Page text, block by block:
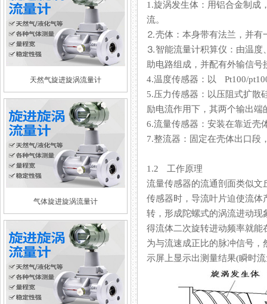
天然气旋进旋涡流量计
气体旋进旋涡流量计
1.旋涡发生体：用铝合金制
流。
⒉壳体：本身带有法兰，并
⒊智能流量计积算仪：由温度
助电路组成，并配有外输信号接
4.温度传感器：以 Pt100/
5.压力传感器：以压阻式扩
励电流作用下，其两个输出
6.流量传感器：安装在靠近壳体
7.整流器：固定在壳体出口段
1.2 工作原理
流量传感器的流通剖面类似文
传感器时，导流叶片迫使
转，形成陀螺式的涡流进动现
得流体二次旋转进动频率就能在
为与流速成正比的脉冲信号，
示屏上显示出测量结果(瞬时流量